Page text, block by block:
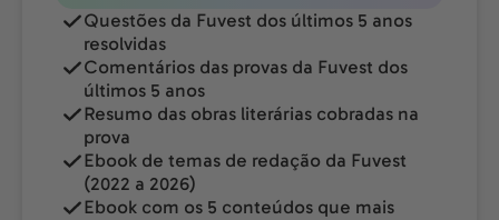
Questões da Fuvest dos últimos 5 anos
resolvidas
Comentários das provas da Fuvest dos
últimos 5 anos
Resumo das obras literárias cobradas na
prova
Ebook de temas de redação da Fuvest
(2022 a 2026)
Ebook com os 5 conteúdos que mais